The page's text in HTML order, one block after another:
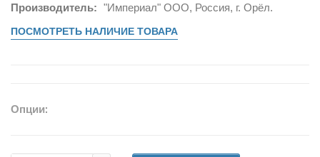
Производитель: "Империал" ООО, Россия, г. Орёл.
ПОСМОТРЕТЬ НАЛИЧИЕ ТОВАРА
Опции: